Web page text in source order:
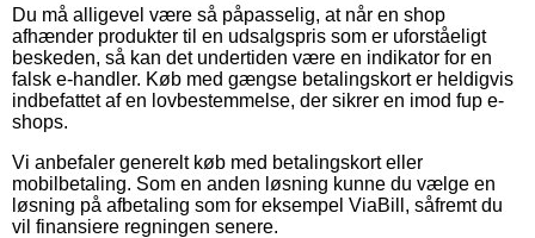
Du må alligevel være så påpasselig, at når en shop
afhænder produkter til en udsalgspris som er uforståeligt
beskeden, så kan det undertiden være en indikator for en
falsk e-handler. Køb med gængse betalingskort er heldigvis
indbefattet af en lovbestemmelse, der sikrer en imod fup e-
shops.
Vi anbefaler generelt køb med betalingskort eller
mobilbetaling. Som en anden løsning kunne du vælge en
løsning på afbetaling som for eksempel ViaBill, såfremt du
vil finansiere regningen senere.